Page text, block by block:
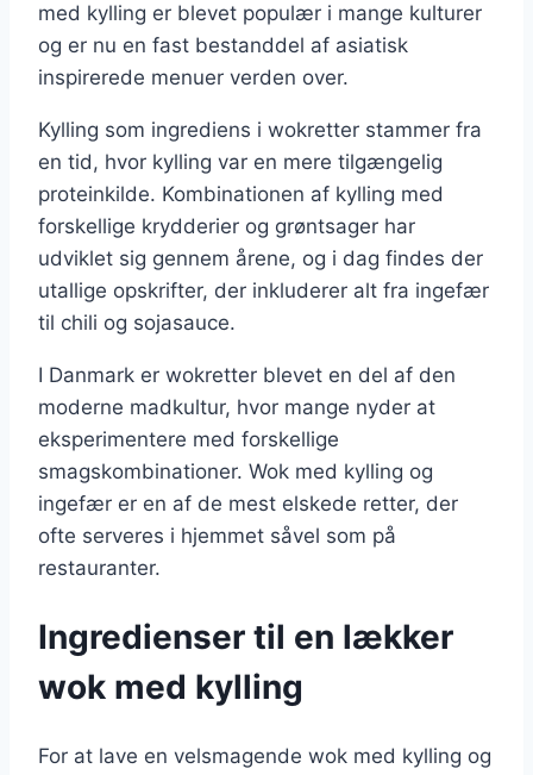
med kylling er blevet populær i mange kulturer
og er nu en fast bestanddel af asiatisk
inspirerede menuer verden over.
Kylling som ingrediens i wokretter stammer fra
en tid, hvor kylling var en mere tilgængelig
proteinkilde. Kombinationen af kylling med
forskellige krydderier og grøntsager har
udviklet sig gennem årene, og i dag findes der
utallige opskrifter, der inkluderer alt fra ingefær
til chili og sojasauce.
I Danmark er wokretter blevet en del af den
moderne madkultur, hvor mange nyder at
eksperimentere med forskellige
smagskombinationer. Wok med kylling og
ingefær er en af de mest elskede retter, der
ofte serveres i hjemmet såvel som på
restauranter.
Ingredienser til en lækker
wok med kylling
For at lave en velsmagende wok med kylling og